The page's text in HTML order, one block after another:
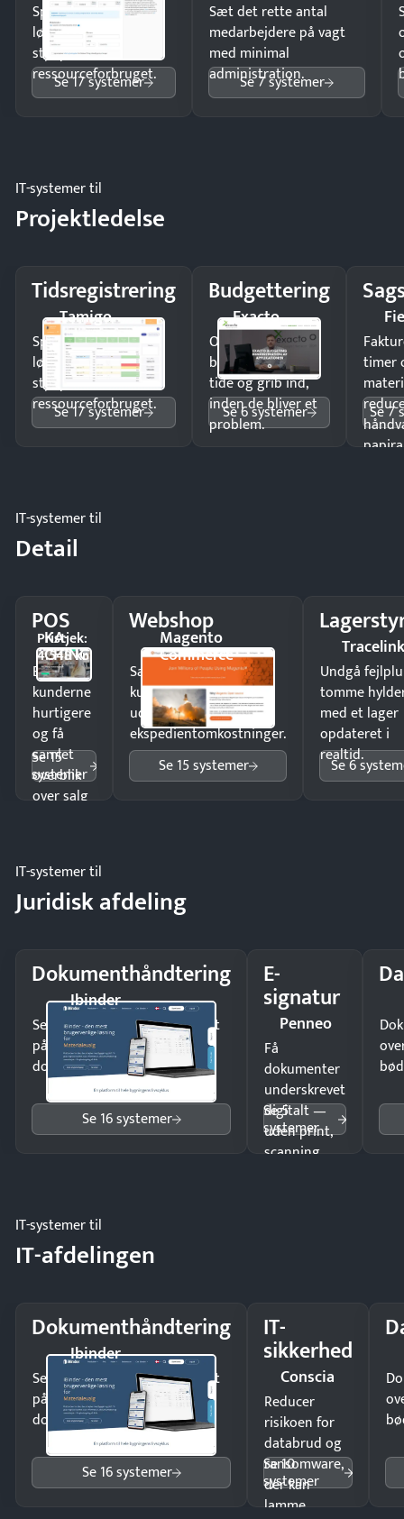
Spar tid på
lønberegning og få
styr på
ressourceforbruget.
Se 17 systemer
Sæt det rette antal
medarbejdere på vagt
med minimal
administration.
Se 7 systemer
IT-systemer til
Projektledelse
Tidsregistrering
Tamigo
Spar tid på
lønberegning og få
styr på
ressourceforbruget.
Se 17 systemer
Budgettering
Exacto
Opdag
budgetafvigelser i
tide og grib ind,
inden de bliver et
problem.
Se 6 systemer
timer
Se 7
IT-systemer til
Detail
POS
KA-
CHING
Pristjek:
4.548 kr
Ekspedér
kunderne
hurtigere
og få
samlet
overblik
over salg
Se 15
systemer
Webshop
Magento
Commerce
Sælg produkter 24/7 til
kunder i hele landet
uden
ekspedientomkostninger.
Se 15 systemer
Undgå
tomme
med et lager
opdateret i
realtid.
Se 6
IT-systemer til
Juridisk afdeling
Dokumenthåndtering
Ibinder
Send kontrakter til underskrift
på minutter og mist ingen
dokumenter.
Se 16 systemer
E-
signatur
Penneo
Få
dokumenter
underskrevet
digitalt —
uden print,
scanning
Se 5
systemer
IT-systemer til
IT-afdelingen
Dokumenthåndtering
Ibinder
Send kontrakter til underskrift
på minutter og mist ingen
dokumenter.
Se 16 systemer
IT-
sikkerhed
Conscia
Reducer
risikoen for
databrud og
ransomware,
der kan
lamme
Se 10
systemer